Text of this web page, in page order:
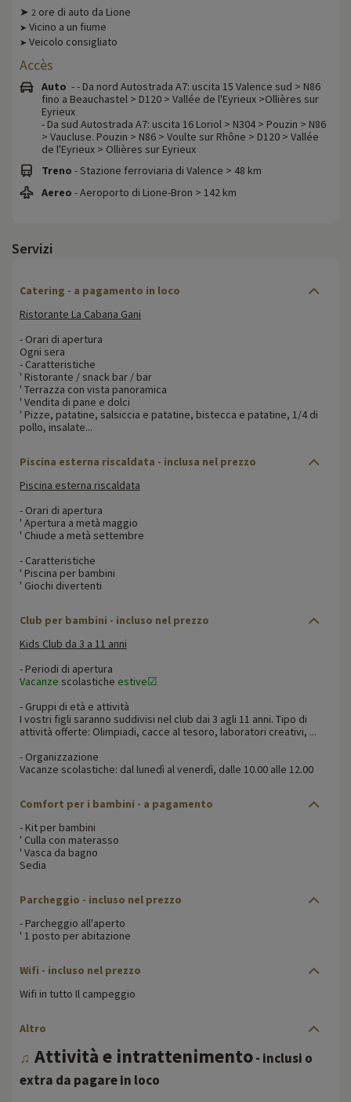
➤ 2 ore di auto da Lione
➤ Vicino a un fiume
➤ Veicolo consigliato
Accès
Auto - - Da nord Autostrada A7: uscita 15 Valence sud > N86
fino a Beauchastel > D120 > Vallée de l'Eyrieux >Ollières sur
Eyrieux
- Da sud Autostrada A7: uscita 16 Loriol > N304 > Pouzin > N86
> Vaucluse. Pouzin > N86 > Voulte sur Rhône > D120 > Vallée
de l'Eyrieux > Ollières sur Eyrieux
Treno - Stazione ferroviaria di Valence > 48 km
Aereo - Aeroporto di Lione-Bron > 142 km
Servizi
Catering - a pagamento in loco
Ristorante La Cabana Gani
- Orari di apertura
Ogni sera
- Caratteristiche
' Ristorante / snack bar / bar
' Terrazza con vista panoramica
' Vendita di pane e dolci
' Pizze, patatine, salsiccia e patatine, bistecca e patatine, 1/4 di
pollo, insalate...
Piscina esterna riscaldata - inclusa nel prezzo
Piscina esterna riscaldata
- Orari di apertura
' Apertura a metà maggio
' Chiude a metà settembre
- Caratteristiche
' Piscina per bambini
' Giochi divertenti
Club per bambini - incluso nel prezzo
Kids Club da 3 a 11 anni
- Periodi di apertura
Vacanze scolastiche estive☑
- Gruppi di età e attività
I vostri figli saranno suddivisi nel club dai 3 agli 11 anni. Tipo di
attività offerte: Olimpiadi, cacce al tesoro, laboratori creativi, ...
- Organizzazione
Vacanze scolastiche: dal lunedì al venerdì, dalle 10.00 alle 12.00
Comfort per i bambini - a pagamento
- Kit per bambini
' Culla con materasso
' Vasca da bagno
Sedia
Parcheggio - incluso nel prezzo
- Parcheggio all'aperto
' 1 posto per abitazione
Wifi - incluso nel prezzo
Wifi in tutto Il campeggio
Altro
♫ Attività e intrattenimento- inclusi o
extra da pagare in loco